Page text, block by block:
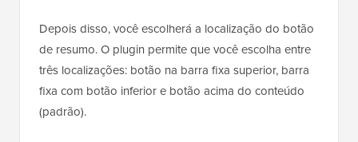
Depois disso, você escolherá a localização do botão
de resumo. O plugin permite que você escolha entre
três localizações: botão na barra fixa superior, barra
fixa com botão inferior e botão acima do conteúdo
(padrão).